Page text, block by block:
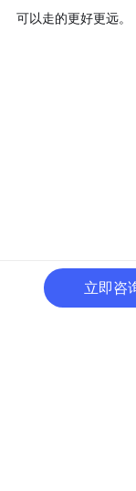
可以走的更好更远。
立即咨